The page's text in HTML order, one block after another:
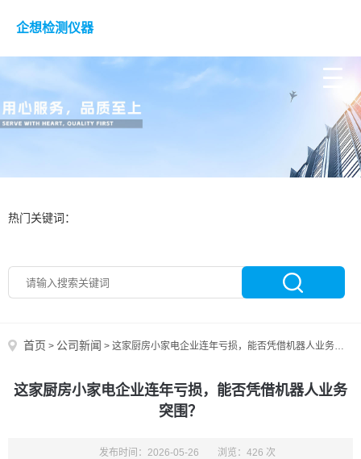
企想检测仪器
热门关键词：
首页 > 公司新闻 > 这家厨房小家电企业连年亏损，能否凭借机器人业务突围？
这家厨房小家电企业连年亏损，能否凭借机器人业务
突围？
发布时间：2026-05-26 浏览：426 次